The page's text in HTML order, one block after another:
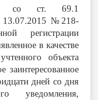
со ст. 69.1
13.07.2015 №218-
регистрации
в качестве
объекта
заинтересованное
дней со дня
уведомления,